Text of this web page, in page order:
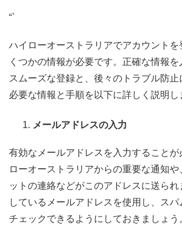
“`
ハイローオーストラリアでアカウントを
くつかの情報が必要です。正確な情報を
スムーズな登録と、後々のトラブル防止
必要な情報と手順を以下に詳しく説明し
メールアドレスの入力
有効なメールアドレスを入力することが
ローオーストラリアからの重要な通知
ットの連絡などがこのアドレスに送られ
しているメールアドレスを使用し、ス
チェックできるようにしておきましょう